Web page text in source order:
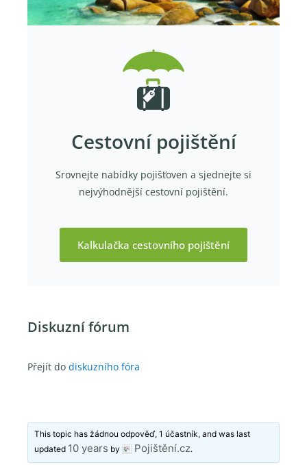
Cestovní pojištění
Srovnejte nabídky pojišťoven a sjednejte si
nejvýhodnější cestovní pojištění.
Kalkulačka cestovního pojištění
Diskuzní fórum
Přejít do diskuzního fóra
This topic has žádnou odpověď, 1 účastník, and was last
updated 10 years by Pojištění.cz.